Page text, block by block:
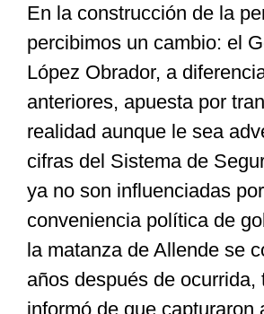
En la construcción de la
percibimos un cambio: el
López Obrador, a
anteriores, apuesta por
realidad aunque le sea
cifras del Sistema de
ya no son influenciadas
conveniencia política de
la matanza de Allende se
años después de
informó de que capturaron